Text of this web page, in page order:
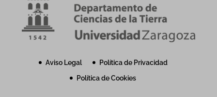
Aviso Legal
Política de Privacidad
Política de Cookies